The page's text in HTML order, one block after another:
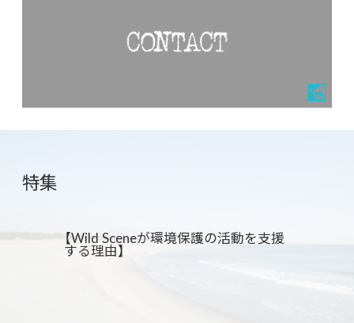
特集
【Wild Sceneが環境保護の活動を支援
する理由】